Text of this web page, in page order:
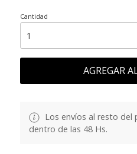
Cantidad
AGREGAR
Los envíos al resto del
dentro de las 48 Hs.